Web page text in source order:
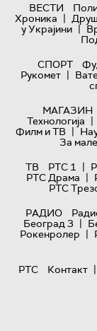
ВЕСТИ
Хроника |
у Украјини |
СПОРТ
Рукомет |
МАГАЗИН
Технологијa |
Филм и ТВ |
За
ТВ
РТС 1 |
РТС Драма |
РТС
РАДИО
Београд 3 |
Рокенролер |
РТС
Контакт |